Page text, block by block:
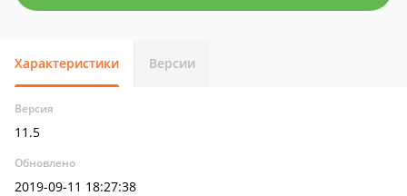
Характеристики Версии
Версия
11.5
Обновлено
2019-09-11 18:27:38